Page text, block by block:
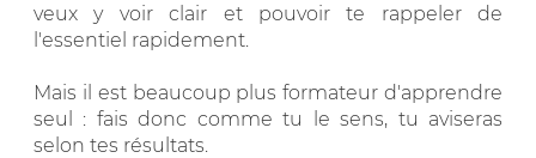
veux y voir clair et pouvoir te rappeler de
l'essentiel rapidement.
Mais il est beaucoup plus formateur d'apprendre
seul : fais donc comme tu le sens, tu aviseras
selon tes résultats.